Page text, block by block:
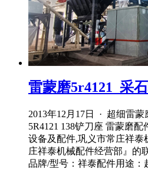
雷蒙磨5r4121_采
2013年12月17日 · 超细雷蒙
5R4121 138铲刀座 雷蒙磨
设备及配件,巩义市常庄祥泰
庄祥泰机械配件经营部』的
品牌/型号：祥泰配件用途：